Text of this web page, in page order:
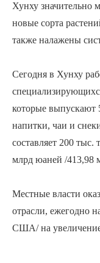
Хунху значительно
новые сорта
также налажены
Сегодня в Хунху
которые выпускают
напитки, чаи и
составляет 200
млрд юаней /
Местные власти
отрасли, ежегодно
США/ на увеличение